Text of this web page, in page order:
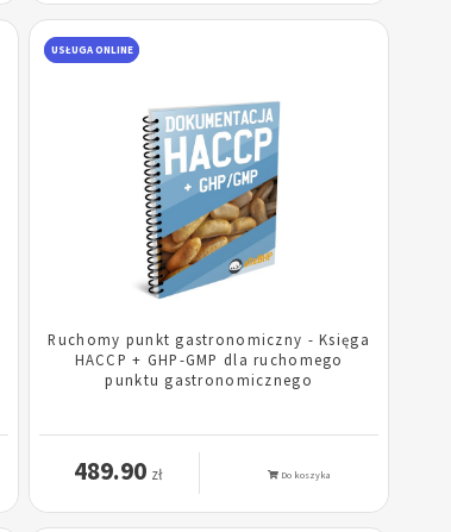
USŁUGA ONLINE
Ruchomy punkt gastronomiczny - Księga
HACCP + GHP-GMP dla ruchomego
punktu gastronomicznego
489.90 zł Do koszyka